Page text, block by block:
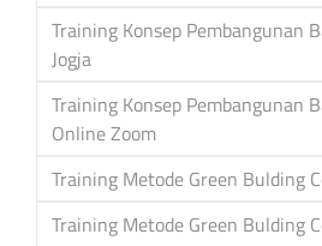
Training Konsep Pembangunan
Jogja
Training Konsep Pembangunan
Online Zoom
Training Metode Green Bulding
Training Metode Green Bulding